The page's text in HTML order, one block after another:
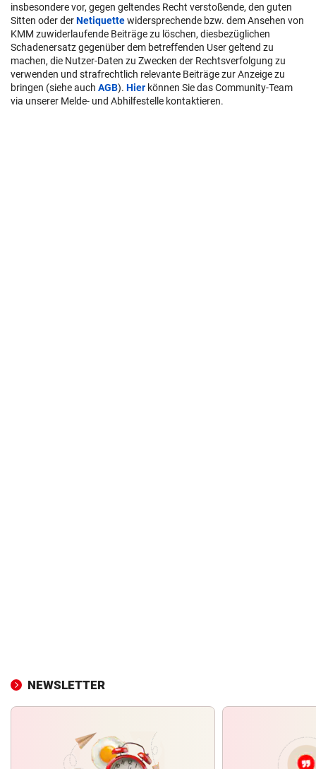
insbesondere vor, gegen geltendes Recht verstoßende, den guten
Sitten oder derNetiquettewidersprechende bzw. dem Ansehen von
KMM zuwiderlaufende Beiträge zu löschen, diesbezüglichen
Schadenersatz gegenüber dem betreffenden User geltend zu
machen, die Nutzer-Daten zu Zwecken der Rechtsverfolgung zu
verwenden und strafrechtlich relevante Beiträge zur Anzeige zu
bringen (siehe auch AGB). Hier können Sie das Community-Team
via unserer Melde- und Abhilfestelle kontaktieren.
NEWSLETTER